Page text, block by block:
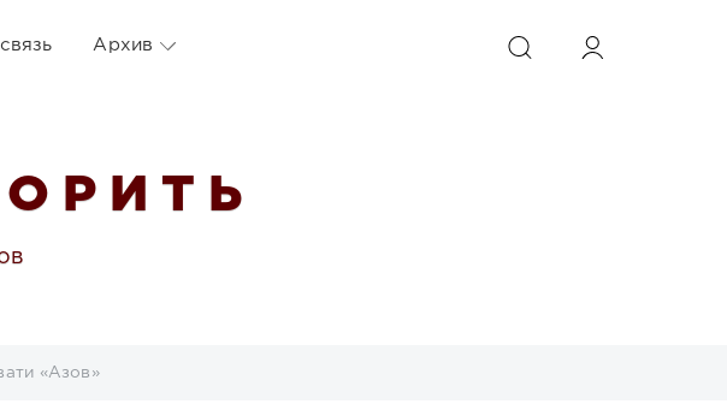
ИСКАТЬ
Архив
Р И Т Ь
«Азов»